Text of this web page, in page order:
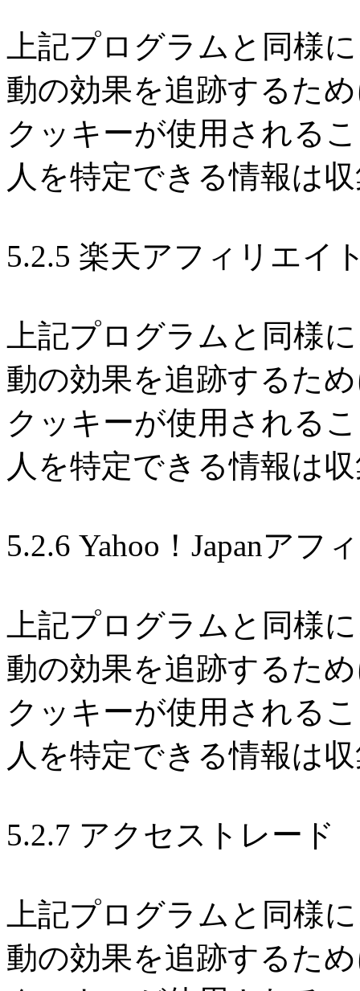
上記プログラムと同様
動の効果を追跡するた
クッキーが使用される
人を特定できる情報は
5.2.5 楽天アフィリエイ
上記プログラムと同様
動の効果を追跡するた
クッキーが使用される
人を特定できる情報は
5.2.6 Yahoo！Japanアフ
上記プログラムと同様
動の効果を追跡するた
クッキーが使用される
人を特定できる情報は
5.2.7 アクセストレード
上記プログラムと同様
動の効果を追跡するた